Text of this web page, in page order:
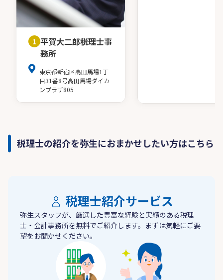
1 平賀大二郎税理士事
務所
東京都新宿区高田馬場1丁
目31番8号高田馬場ダイカ
ンプラザ805
税理士の紹介を弥生におまかせしたい方はこちら
税理士紹介サービス
弥生スタッフが、厳選した豊富な経験と実績のある税理
士・会計事務所を無料でご紹介します。まずは気軽にご要
望をお聞かせください。